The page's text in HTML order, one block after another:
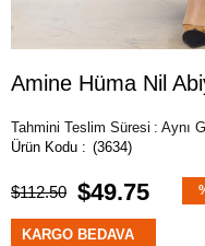
Amine Hüma Nil
Tahmini Teslim Süresi : Aynı
(3634)
$112.50 $49.75
KARGO BEDAVA